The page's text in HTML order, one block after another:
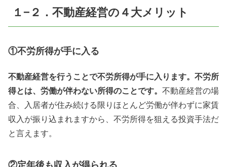
１−２．不動産経営の４大メリット
①不労所得が手に入る
不動産経営を行うことで不労所得が手に入ります。不労所
得とは、労働が伴わない所得のことです。 不動産経営の場
合、入居者が住み続ける限りほとんど労働が伴わずに家賃
収入が振り込まれますから、不労所得を狙える投資手法だ
と言えます。
②定年後も収入が得られる